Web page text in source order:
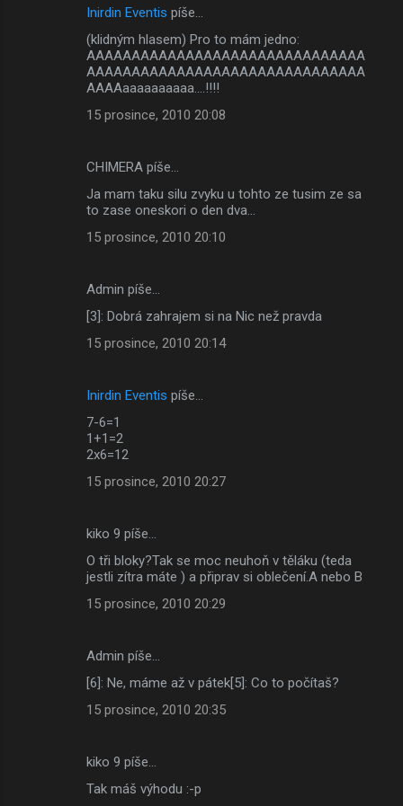
Inirdin Eventis píše…
(klidným hlasem) Pro to mám jedno:
AAAAAAAAAAAAAAAAAAAAAAAAAAAAAAA
AAAAAAAAAAAAAAAAAAAAAAAAAAAAAAA
AAAAaaaaaaaaaa....!!!!
15 prosince, 2010 20:08
CHIMERA píše…
Ja mam taku silu zvyku u tohto ze tusim ze sa
to zase oneskori o den dva...
15 prosince, 2010 20:10
Admin píše…
[3]: Dobrá zahrajem si na Nic než pravda
15 prosince, 2010 20:14
Inirdin Eventis píše…
7-6=1
1+1=2
2x6=12
15 prosince, 2010 20:27
kiko 9 píše…
O tři bloky?Tak se moc neuhoň v těláku (teda
jestli zítra máte ) a připrav si oblečení.A nebo B
15 prosince, 2010 20:29
Admin píše…
[6]: Ne, máme až v pátek[5]: Co to počítaš?
15 prosince, 2010 20:35
kiko 9 píše…
Tak máš výhodu :-p